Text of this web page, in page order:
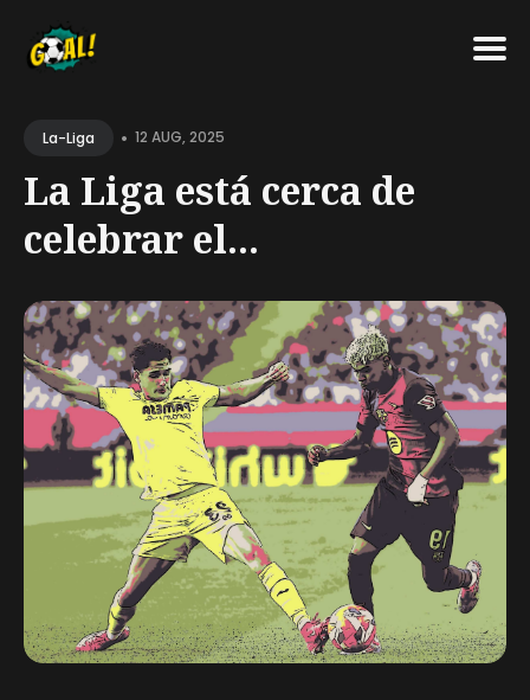
forLa-Liga • 12 AUG, 2025
La Liga está cerca de
celebrar el...